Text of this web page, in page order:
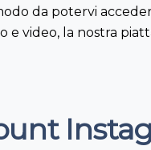
da potervi
video, la nostra